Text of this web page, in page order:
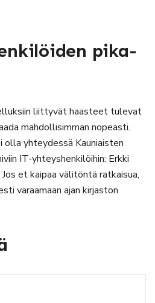
pika-
liittyvät haasteet tulevat
mahdollisimman nopeasti.
yhteydessä Kauniaisten
IT-yhteyshenkilöihin: Erkki
et kaipaa välitöntä ratkaisua,
varaamaan ajan kirjaston